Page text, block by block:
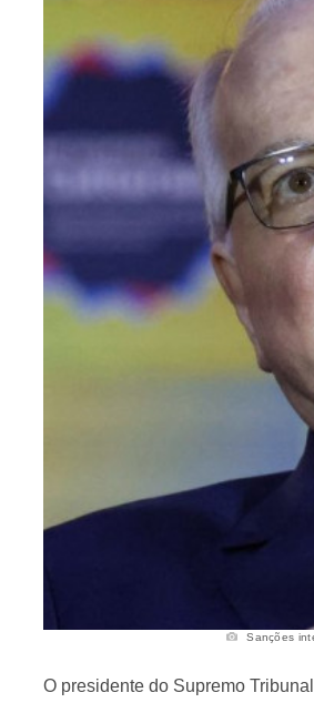
Sanções
O presidente do Supremo